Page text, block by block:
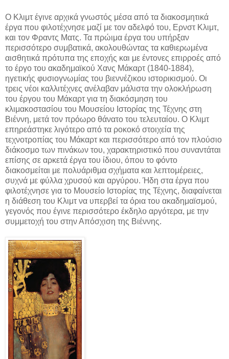
Ο Κλιμτ έγινε αρχικά γνωστός μέσα από τα διακοσμητικά
έργα που φιλοτέχνησε μαζί με τον αδελφό του, Ερνστ Κλιμτ,
και τον Φραντς Ματς. Τα πρώιμα έργα του υπήρξαν
περισσότερο συμβατικά, ακολουθώντας τα καθιερωμένα
αισθητικά πρότυπα της εποχής και με έντονες επιρροές από
το έργο του ακαδημαϊκού Χανς Μάκαρτ (1840-1884),
ηγετικής φυσιογνωμίας του βιεννέζικου ιστορικισμού. Οι
τρεις νέοι καλλιτέχνες ανέλαβαν μάλιστα την ολοκλήρωση
του έργου του Μάκαρτ για τη διακόσμηση του
κλιμακοστασίου του Μουσείου Ιστορίας της Τέχνης στη
Βιέννη, μετά τον πρόωρο θάνατο του τελευταίου. Ο Κλιμτ
επηρεάστηκε λιγότερο από τα ροκοκό στοιχεία της
τεχνοτροπίας του Μάκαρτ και περισσότερο από τον πλούσιο
διάκοσμο των πινάκων του, χαρακτηριστικό που συναντάται
επίσης σε αρκετά έργα του ίδιου, όπου το φόντο
διακοσμείται με πολυάριθμα σχήματα και λεπτομέρειες,
συχνά με φύλλα χρυσού και αργύρου. Ήδη στα έργα που
φιλοτέχνησε για το Μουσείο Ιστορίας της Τέχνης, διαφαίνεται
η διάθεση του Κλιμτ να υπερβεί τα όρια του ακαδημαϊσμού,
γεγονός που έγινε περισσότερο έκδηλο αργότερα, με την
συμμετοχή του στην Απόσχιση της Βιέννης.